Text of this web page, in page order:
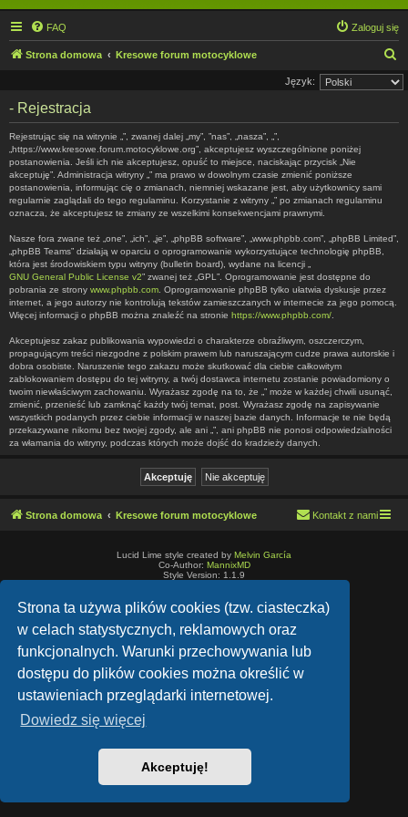
Strona ta używa plików cookies (tzw. ciasteczka)
w celach statystycznych, reklamowych oraz
funkcjonalnych. Warunki przechowywania lub
dostępu do plików cookies można określić w
ustawieniach przeglądarki internetowej.
Dowiedz się więcej
Akceptuję!
FAQ Zaloguj się
Strona domowa Kresowe forum motocyklowe
z
Język:
- Rejestracja
Rejestrując się na witrynie „”, zwanej dalej „my”, ”nas”, „nasza”, „”,
„https://www.kresowe.forum.motocyklowe.org”, akceptujesz wyszczególnione poniżej
postanowienia. Jeśli ich nie akceptujesz, opuść to miejsce, naciskając przycisk „Nie
akceptuję”. Administracja witryny „” ma prawo w dowolnym czasie zmienić poniższe
postanowienia, informując cię o zmianach, niemniej wskazane jest, aby użytkownicy sami
regularnie zaglądali do tego regulaminu. Korzystanie z witryny „” po zmianach regulaminu
oznacza, że akceptujesz te zmiany ze wszelkimi konsekwencjami prawnymi.
Nasze fora zwane też „one”, „ich”, „je”, „phpBB software”, „www.phpbb.com”, „phpBB Limited”,
„phpBB Teams” działają w oparciu o oprogramowanie wykorzystujące technologię phpBB,
która jest środowiskiem typu witryny (bulletin board), wydane na licencji „
GNU General Public License v2” zwanej też „GPL”. Oprogramowanie jest dostępne do
pobrania ze strony www.phpbb.com . Oprogramowanie phpBB tylko ułatwia dyskusje przez
internet, a jego autorzy nie kontrolują tekstów zamieszczanych w internecie za jego pomocą.
Więcej informacji o phpBB można znaleźć na stronie https://www.phpbb.com/
Akceptujesz zakaz publikowania wypowiedzi o charakterze obraźliwym, oszczerczym,
propagującym treści niezgodne z polskim prawem lub naruszającym cudze prawa autorskie i
dobra osobiste. Naruszenie tego zakazu może skutkować dla ciebie całkowitym
zablokowaniem dostępu do tej witryny, a twój dostawca internetu zostanie powiadomiony o
twoim niewłaściwym zachowaniu. Wyrażasz zgodę na to, że „” może w każdej chwili usunąć,
zmienić, przenieść lub zamknąć każdy twój temat, post. Wyrażasz zgodę na zapisywanie
wszystkich podanych przez ciebie informacji w naszej bazie danych. Informacje te nie będą
przekazywane nikomu bez twojej zgody, ale ani „”, ani phpBB nie ponosi odpowiedzialności
za włamania do witryny, podczas których może dojść do kradzieży danych.
Strona domowa Kresowe forum motocyklowe Kontakt z nami
Lucid Lime style created by Melvin García
Co-Author: MannixMD
Style Version: 1.1.9
Polski pakiet językowy dostarcza
phpBB.pl